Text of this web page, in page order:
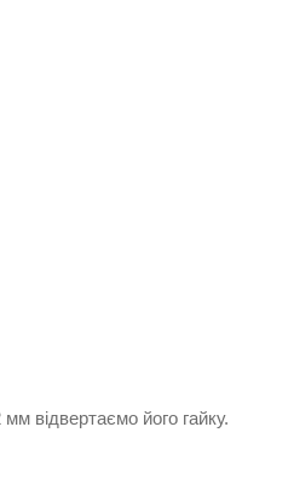
відвертаємо його гайку.